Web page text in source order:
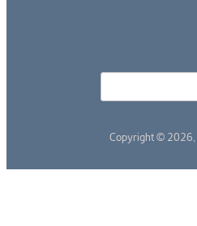
Copyright © 2026,